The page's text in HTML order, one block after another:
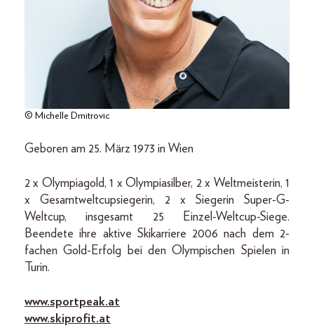
© Michelle Dmitrovic
Geboren am 25. März 1973 in Wien
2 x Olympiagold, 1 x Olympiasilber, 2 x Weltmeisterin, 1
x Gesamtweltcupsiegerin, 2 x Siegerin Super-G-
Weltcup, insgesamt 25 Einzel-Weltcup-­Siege.
Beendete ihre aktive Skikarriere 2006 nach dem 2-
fachen Gold-Erfolg bei den Olympischen Spielen in
Turin.
www.sportpeak.at
www.skiprofit.at